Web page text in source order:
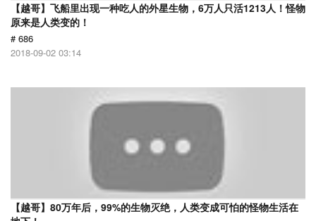
【越哥】飞船里出现一种吃人的外星生物，6万人只活1213人！怪物
原来是人类变的！
# 686
2018-09-02 03:14
【越哥】80万年后，99%的生物灭绝，人类变成可怕的怪物生活在